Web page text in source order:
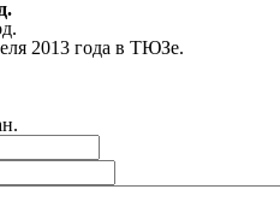
2013 года в ТЮЗе.